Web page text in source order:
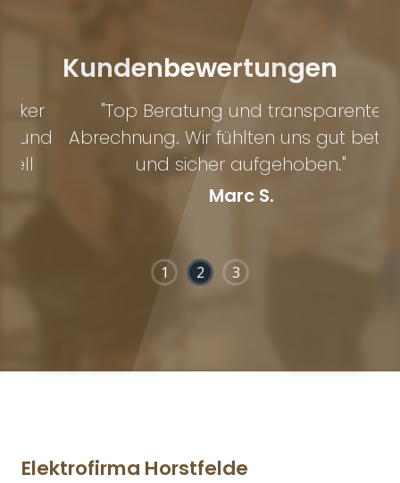
Kundenbewertungen
"Top Beratung und transparente
Abrechnung. Wir fühlten uns gut betreut
und sicher aufgehoben."
Marc S.
1 2 3
Elektrofirma Horstfelde